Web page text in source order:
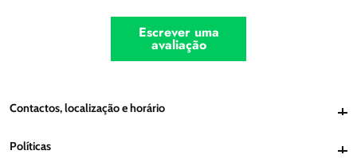
Escrever uma
avaliação
Contactos, localização e horárioContactos, localização e horário
Políticas